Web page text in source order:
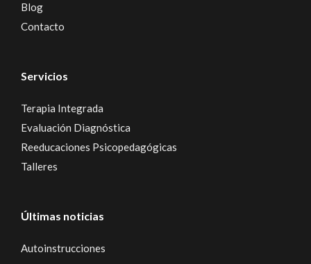
Blog
Contacto
Servicios
Terapia Integrada
Evaluación Diagnóstica
Reeducaciones Psicopedagógicas
Talleres
Últimas noticias
Autoinstrucciones